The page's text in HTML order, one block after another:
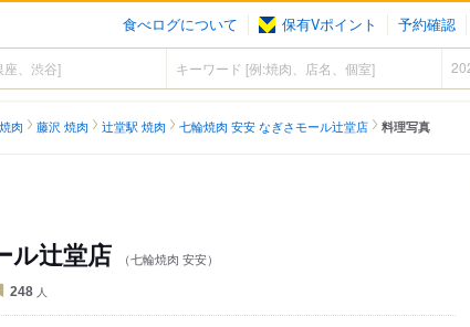
食べログについて 保有Vポイント 予約確認
肉 藤沢 焼肉 辻堂駅 焼肉 七輪焼肉 安安 なぎさモール辻堂店 料理写真
ル辻堂店 （七輪焼肉 安安）
248 人